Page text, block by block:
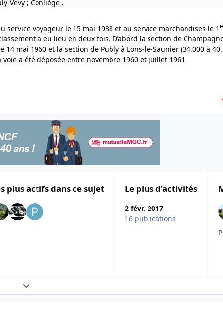
Vevy ; Conliège .
service voyageur le 15 mai 1938 et au service marchandises le 1
a eu lieu en deux fois. D’abord la section de
14 mai 1960 et la section de Publy à Lons-le-Saunier (34.000 à
voie a été déposée entre novembre 1960 et juillet 1961.
plus actifs dans ce sujet Le plus d'activités
2 févr. 2017
16 publications
Expand topic overview